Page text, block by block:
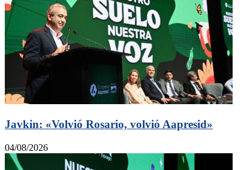
Javkin: «Volvió Rosario, volvió Aapresid»
04/08/2026